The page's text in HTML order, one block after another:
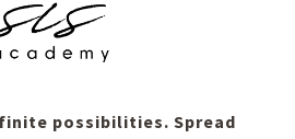
possibilities. Spread